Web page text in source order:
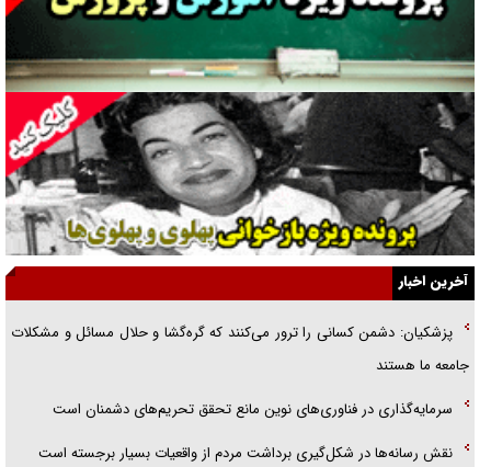
جراحی‌های زیبایی با مدرک فوق‌دیپلم! + گفت‌وگو با متهم
گفت‌وگو با همسر یکی از شهدای جنگ رمضان/ پیکر بی‌سر شهید را از
انگشت‌های پا شناسایی کردیم
نسلی که آنلاین الگو می‌گیرد
گفت‌وگو با آیت‌الله جاودان/ جفای مخالفان مکانت معنوی رهبر شهید را
ارتقا می‌داد
راننده مست به قانون می‌خندد
همه آقای دوربینی شده‌ایم!
آخرین اخبار
پزشکیان: دشمن کسانی را ترور می‌کنند که گره‌گشا و حلال مسائل و مشکلات
جامعه ما هستند
سرمایه‌گذاری در فناوری‌های نوین مانع تحقق تحریم‌های دشمنان است
نقش رسانه‌ها در شکل‌گیری برداشت مردم از واقعیات بسیار برجسته است